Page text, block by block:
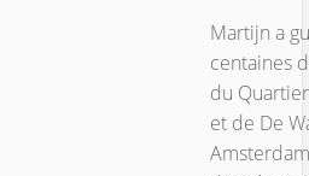
Martijn a
centaines
du
et de De